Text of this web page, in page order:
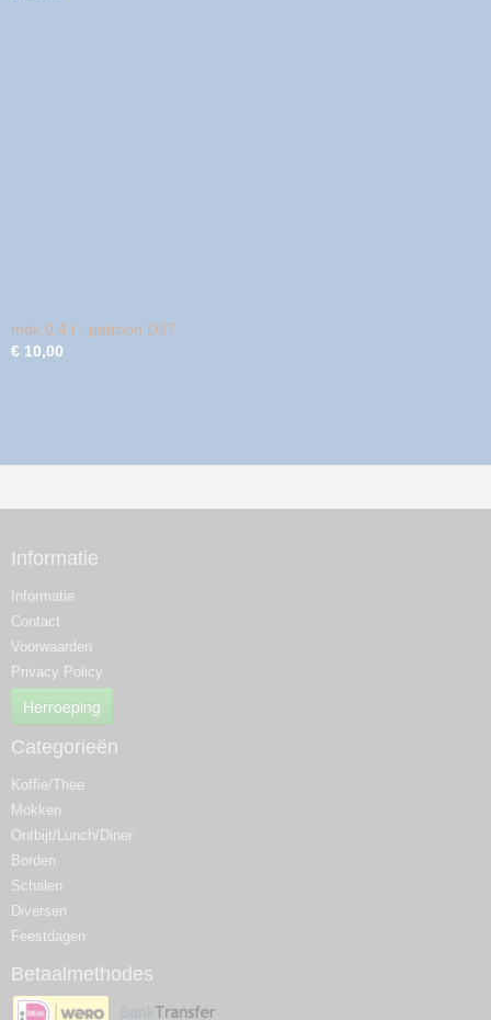
mok 0,4 l - patroon D37
€ 10,00
Informatie
Informatie
Contact
Voorwaarden
Privacy Policy
Herroeping
Categorieën
Koffie/Thee
Mokken
Ontbijt/Lunch/Diner
Borden
Schalen
Diversen
Feestdagen
Betaalmethodes